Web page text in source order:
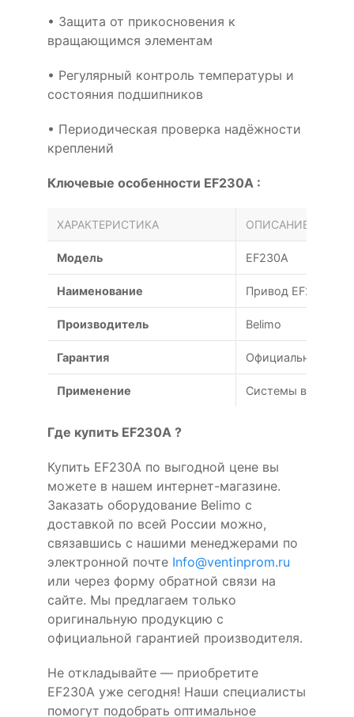
• Защита от прикосновения к
вращающимся элементам
• Регулярный контроль температуры и
состояния подшипников
• Периодическая проверка надёжности
креплений
Ключевые особенности EF230A :
ХАРАКТЕРИСТИКА ОПИСАНИЕ
Модель EF230A
Наименование Привод EF230A
Производитель Belimo
Гарантия Официальная
Применение Системы
Где купить EF230A ?
Купить EF230A по выгодной цене вы
можете в нашем интернет-магазине.
Заказать оборудование Belimo с
доставкой по всей России можно,
связавшись с нашими менеджерами по
электронной почте Info@ventinprom.ru
или через форму обратной связи на
сайте. Мы предлагаем только
оригинальную продукцию с
официальной гарантией производителя.
Не откладывайте — приобретите
EF230A уже сегодня! Наши специалисты
помогут подобрать оптимальное